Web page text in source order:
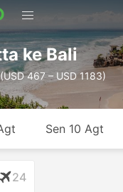
ke Bali
467 – USD 1183)
Sen 10 Agt
24